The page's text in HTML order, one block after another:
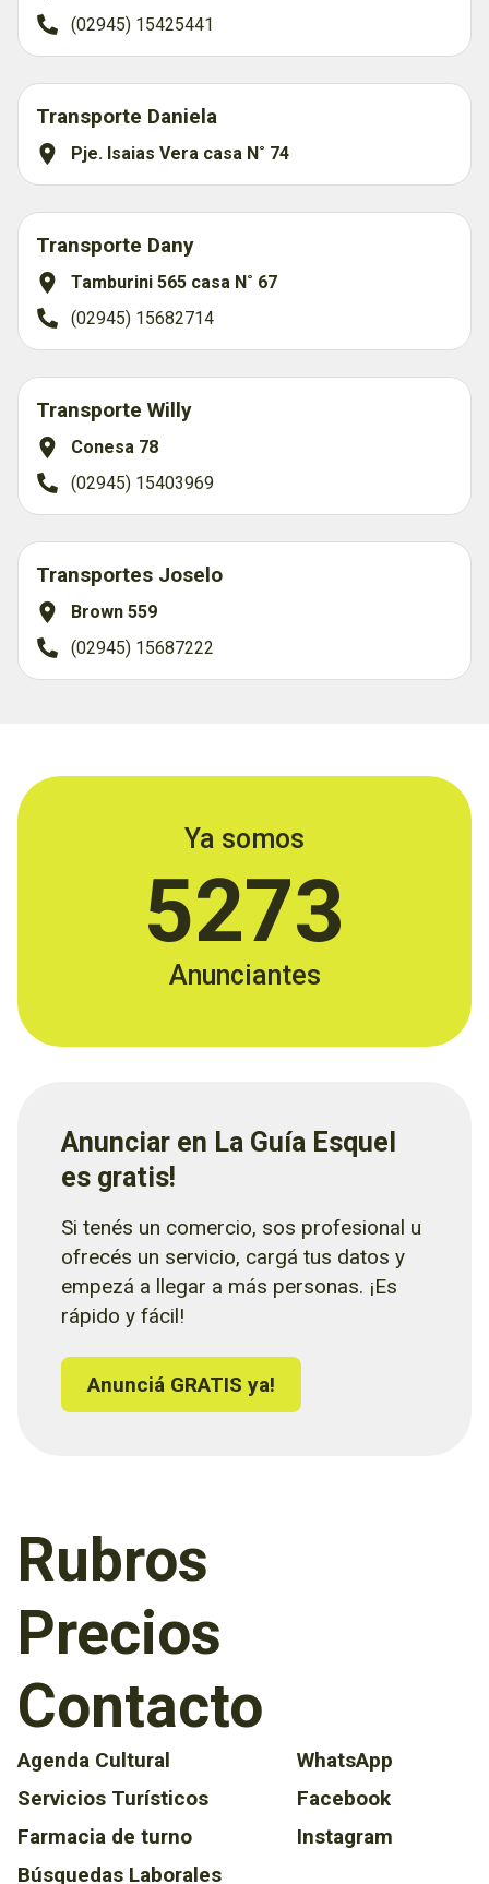
(02945) 15425441
Transporte Daniela
Pje. Isaias Vera casa N˚ 74
Transporte Dany
Tamburini 565 casa N˚ 67
(02945) 15682714
Transporte Willy
Conesa 78
(02945) 15403969
Transportes Joselo
Brown 559
(02945) 15687222
Ya somos
5273
Anunciantes
Anunciar en La Guía Esquel
es gratis!
Si tenés un comercio, sos profesional u
ofrecés un servicio, cargá tus datos y
empezá a llegar a más personas. ¡Es
rápido y fácil!
Anunciá GRATIS ya!
Rubros
Precios
Contacto
Agenda Cultural
Servicios Turísticos
Farmacia de turno
Búsquedas Laborales
WhatsApp
Facebook
Instagram